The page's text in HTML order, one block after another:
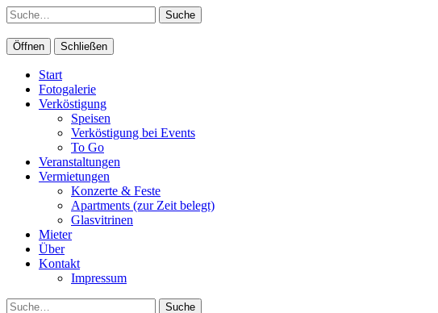
Suche
Öffnen Schließen
Start
Fotogalerie
Verköstigung
Speisen
Verköstigung bei Events
To Go
Veranstaltungen
Vermietungen
Konzerte & Feste
Apartments (zur Zeit belegt)
Glasvitrinen
Mieter
Über
Kontakt
Impressum
Suche